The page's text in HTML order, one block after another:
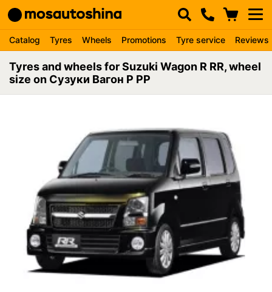
Catalog Tyres Wheels Promotions Tyre service Reviews
Tyres and wheels for Suzuki Wagon R RR, wheel
size on Сузуки Вагон Р РР